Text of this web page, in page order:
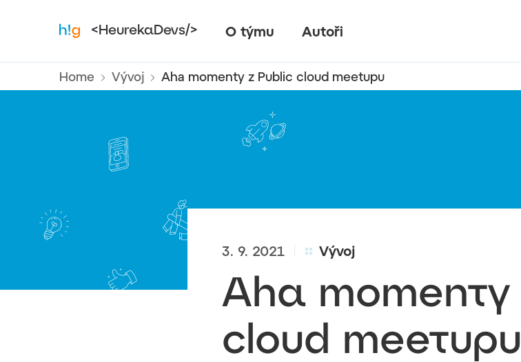
<HeurekaDevs/> O týmu Autoři
Home Vývoj Aha momenty z Public cloud meetupu
3. 9. 2021 Vývoj
Aha momenty
cloud meetupu